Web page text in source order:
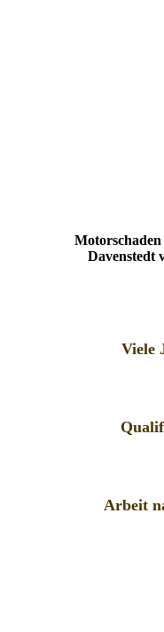
Davenstedt
Viele
Arbeit